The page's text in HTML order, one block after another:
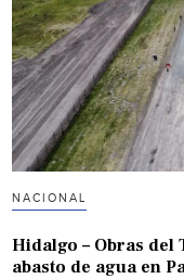
NACIONAL
Hidalgo – Obras del
abasto de agua en